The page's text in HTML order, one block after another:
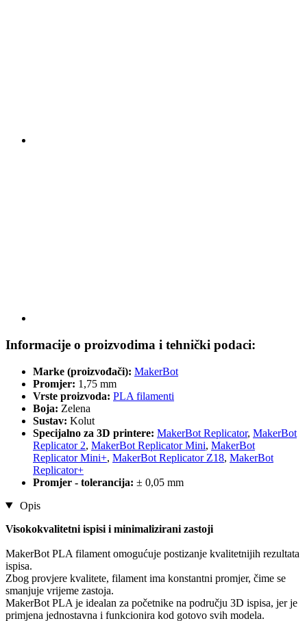
Informacije o proizvodima i tehnički podaci:
Marke (proizvođači): MakerBot
Promjer: 1,75 mm
Vrste proizvoda: PLA filamenti
Boja: Zelena
Sustav: Kolut
Specijalno za 3D printere: MakerBot Replicator, MakerBot
Replicator 2, MakerBot Replicator Mini, MakerBot
Replicator Mini+, MakerBot Replicator Z18, MakerBot
Replicator+
Promjer - tolerancija: ± 0,05 mm
Opis
Visokokvalitetni ispisi i minimalizirani zastoji
MakerBot PLA filament omogućuje postizanje kvalitetnijih rezultata
ispisa.
Zbog provjere kvalitete, filament ima konstantni promjer, čime se
smanjuje vrijeme zastoja.
MakerBot PLA je idealan za početnike na području 3D ispisa, jer je
primjena jednostavna i funkcionira kod gotovo svih modela.